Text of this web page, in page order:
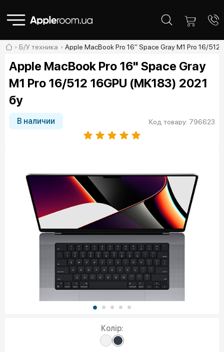
Б/У техника Apple MacBook Pro 16" Space Gray M1 Pro 16/512
Apple MacBook Pro 16" Space Gray
M1 Pro 16/512 16GPU (MK183) 2021
бу
В наличии Код товару: 796623
Колір: